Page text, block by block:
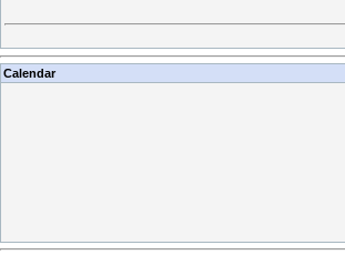
Calendar